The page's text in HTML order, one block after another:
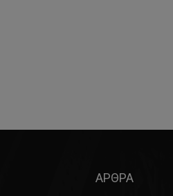
ΑΡΘΡΑ